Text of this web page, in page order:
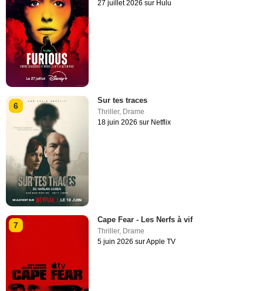
27 juillet 2026 sur Hulu
6
Sur tes traces
Thriller, Drame
18 juin 2026 sur Netflix
7
Cape Fear - Les Nerfs à vif
Thriller, Drame
5 juin 2026 sur Apple TV